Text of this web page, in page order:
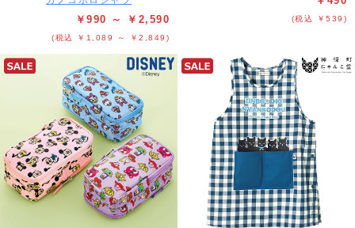
￥990 ～ ￥2,590
(税込 ￥1,089 ～ ￥2,849)
(税込 ￥539)